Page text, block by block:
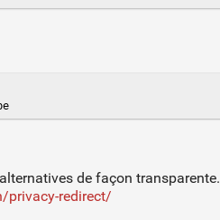
de façon transparente.
redirect/